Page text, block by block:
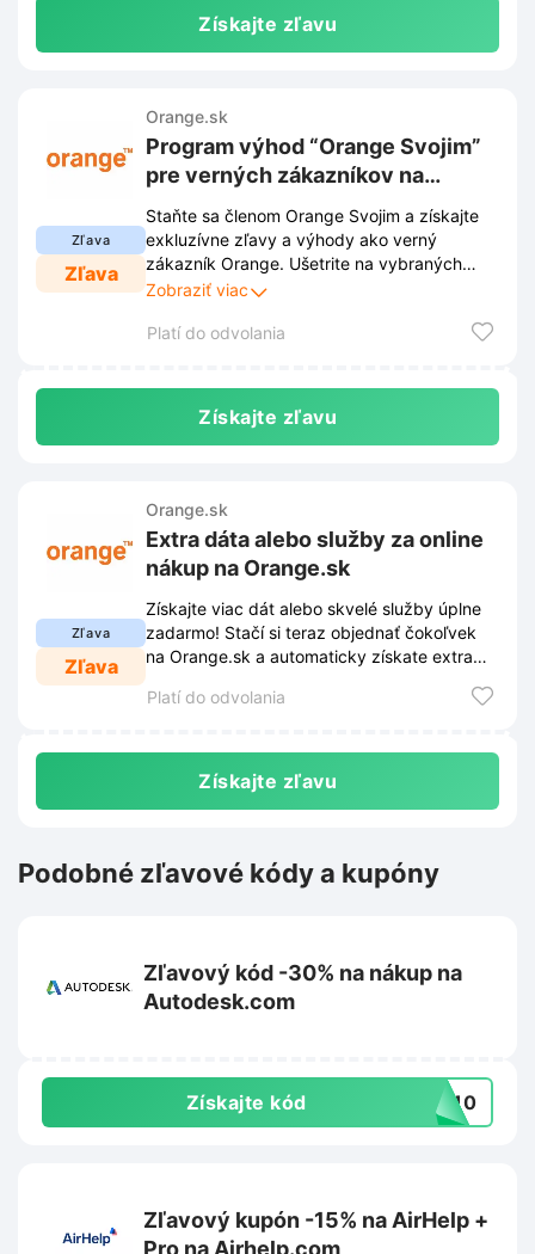
Získajte zľavu
Zľava
Zľava
Orange.sk
Program výhod “Orange Svojim”
pre verných zákazníkov na
Orange.sk
Staňte sa členom Orange Svojim a získajte
exkluzívne zľavy a výhody ako verný
zákazník Orange. Ušetrite na vybraných
produktoch a službách a užívajte si extra
programu Orange Svojim na Orange.sk.
Zobraziť viac
Platí do odvolania
Získajte zľavu
Zľava
Zľava
Orange.sk
Extra dáta alebo služby za online
nákup na Orange.sk
Získajte viac dát alebo skvelé služby úplne
zadarmo! Stačí si teraz objednať čokoľvek
na Orange.sk a automaticky získate extra
Platí do odvolania
Získajte zľavu
Podobné zľavové kódy a kupóny
Zľavový kód -30% na nákup na
Autodesk.com
Získajte kód VE10
Zľavový kupón -15% na AirHelp +
Pro na Airhelp.com